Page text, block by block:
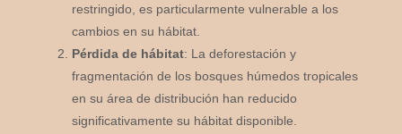
restringido, es particularmente vulnerable a los
cambios en su hábitat.
Pérdida de hábitat: La deforestación y
fragmentación de los bosques húmedos tropicales
en su área de distribución han reducido
significativamente su hábitat disponible.